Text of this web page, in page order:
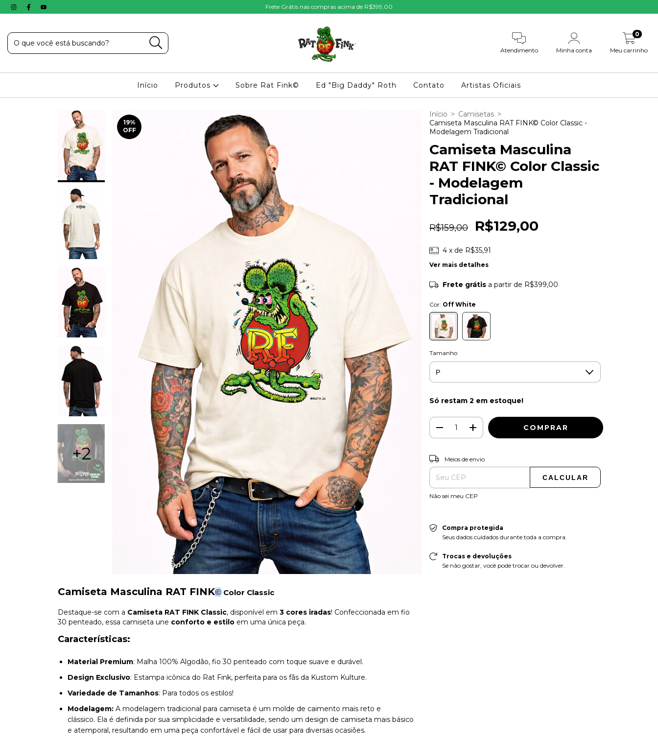
Frete Grátis nas compras acima de R$399,00
Atendimento Minha conta Meu carrinho
0
Início Produtos Sobre Rat Fink© Ed "Big Daddy" Roth Contato Artistas Oficiais
+2
19%
OFF
Camiseta Masculina RAT FINK© Color Classic
Destaque-se com a Camiseta RAT FINK Classic, disponível em 3 cores iradas! Confeccionada em fio
30 penteado, essa camiseta une conforto e estilo em uma única peça.
Características:
Material Premium: Malha 100% Algodão, fio 30 penteado com toque suave e durável.
Design Exclusivo: Estampa icônica do Rat Fink, perfeita para os fãs da Kustom Kulture.
Variedade de Tamanhos: Para todos os estilos!
Modelagem: A modelagem tradicional para camiseta é um molde de caimento mais reto e
clássico. Ela é definida por sua simplicidade e versatilidade, sendo um design de camiseta mais básico
e atemporal, resultando em uma peça confortável e fácil de usar para diversas ocasiões.
Início > Camisetas >
Camiseta Masculina RAT FINK© Color Classic -
Modelagem Tradicional
Camiseta Masculina
RAT FINK© Color Classic
- Modelagem
Tradicional
R$159,00 R$129,00
4 x de R$35,91
Ver mais detalhes
Frete grátis a partir de R$399,00
Cor: Off White
Tamanho
Só restam 2 em estoque!
Entregas para o CEP:
Meios de envio
CALCULAR
Não sei meu CEP
Compra protegida
Seus dados cuidados durante toda a compra.
Trocas e devoluções
Se não gostar, você pode trocar ou devolver.